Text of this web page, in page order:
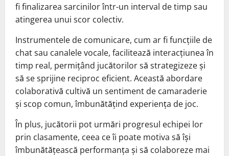
fi finalizarea sarcinilor într-un interval de timp sau
atingerea unui scor colectiv.
Instrumentele de comunicare, cum ar fi funcțiile de
chat sau canalele vocale, facilitează interacțiunea în
timp real, permițând jucătorilor să strategizeze și
să se sprijine reciproc eficient. Această abordare
colaborativă cultivă un sentiment de camaraderie
și scop comun, îmbunătățind experiența de joc.
În plus, jucătorii pot urmări progresul echipei lor
prin clasamente, ceea ce îi poate motiva să își
îmbunătățească performanța și să colaboreze mai